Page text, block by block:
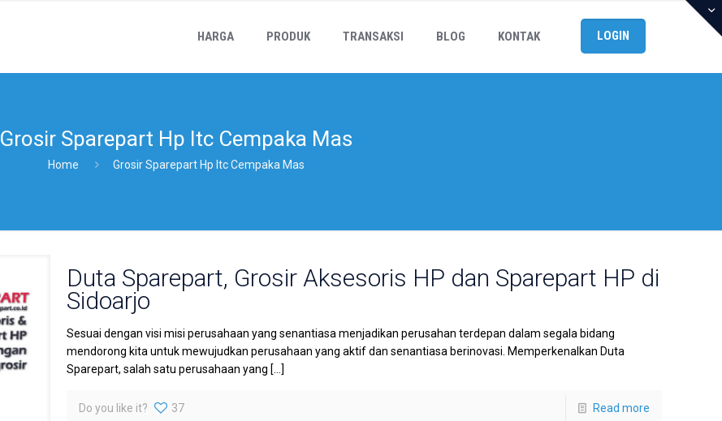
HARGA PRODUK TRANSAKSI BLOG KONTAK LOGIN
Grosir Sparepart Hp Itc Cempaka Mas
Home Grosir Sparepart Hp Itc Cempaka Mas
Duta Sparepart, Grosir Aksesoris HP dan Sparepart HP di
Sidoarjo
Sesuai dengan visi misi perusahaan yang senantiasa menjadikan perusahan terdepan dalam segala bidang
mendorong kita untuk mewujudkan perusahaan yang aktif dan senantiasa berinovasi. Memperkenalkan Duta
Sparepart, salah satu perusahaan yang […]
Do you like it? 37 Read more